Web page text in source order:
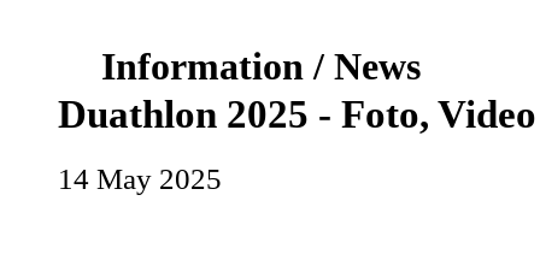
Information / News
Duathlon 2025 - Foto, Video
14 May 2025